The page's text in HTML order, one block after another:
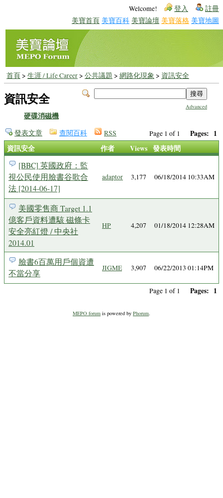
Welcome! 登入 註冊
美寶首頁 美寶百科 美寶論壇 美寶落格 美寶地圖
首頁> 生涯 / Life Career> 公共議題 > 網路化現象 > 資訊安全
Advanced
資訊安全
硬碟消磁機
Page 1 of 1 Pages: 1
發表文章 查閱百科 RSS
資訊安全 作者 Views 發表時間
[BBC] 英國政府：監
視公民使用臉書谷歌合
法 [2014-06-17]
adaptor 3,177 06/18/2014 10:33AM
美國零售商 Target 1.1
億客戶資料遭駭 磁條卡
安全亮紅燈 / 中央社
2014.01
HP 4,207 01/18/2014 12:28AM
臉書6百萬用戶個資遭
不當分享
JIGME 3,907 06/22/2013 01:14PM
Page 1 of 1 Pages: 1
MEPO forum is powered by Phorum.